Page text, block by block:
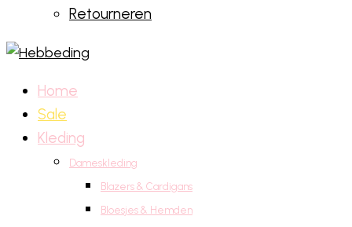
Retourneren
Home
Sale
Kleding
Dameskleding
Blazers & Cardigans
Bloesjes & Hemden